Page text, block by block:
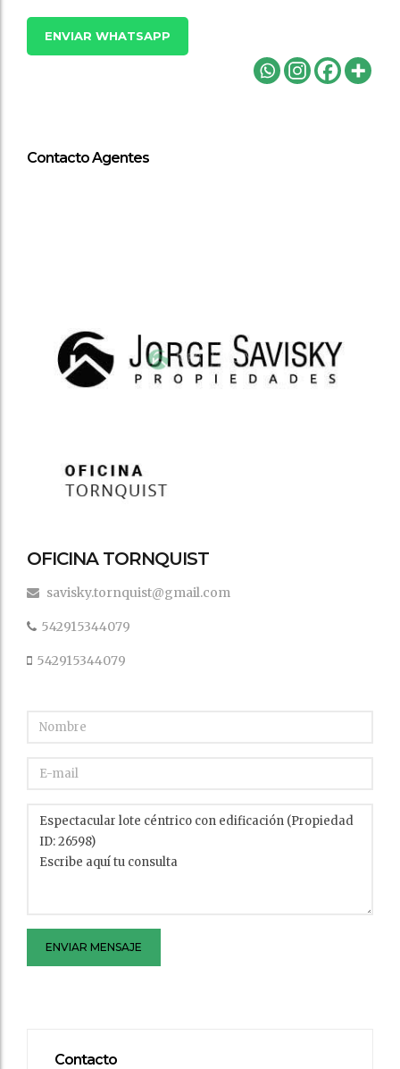
ENVIAR WHATSAPP
Contacto Agentes
OFICINA TORNQUIST
savisky.tornquist@gmail.com
542915344079
542915344079
ENVIAR MENSAJE
Contacto